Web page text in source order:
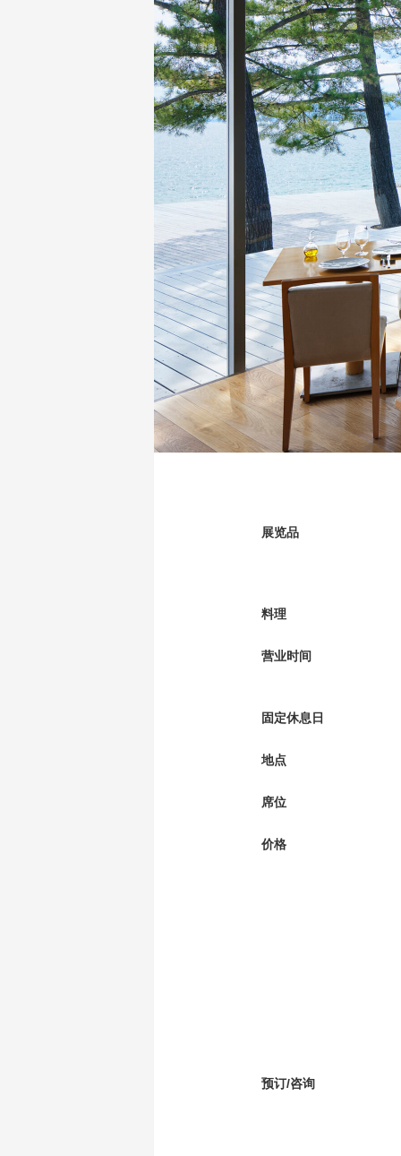
展览品
料理
营业时间
固定休息日
地点
席位
价格
预订/咨询